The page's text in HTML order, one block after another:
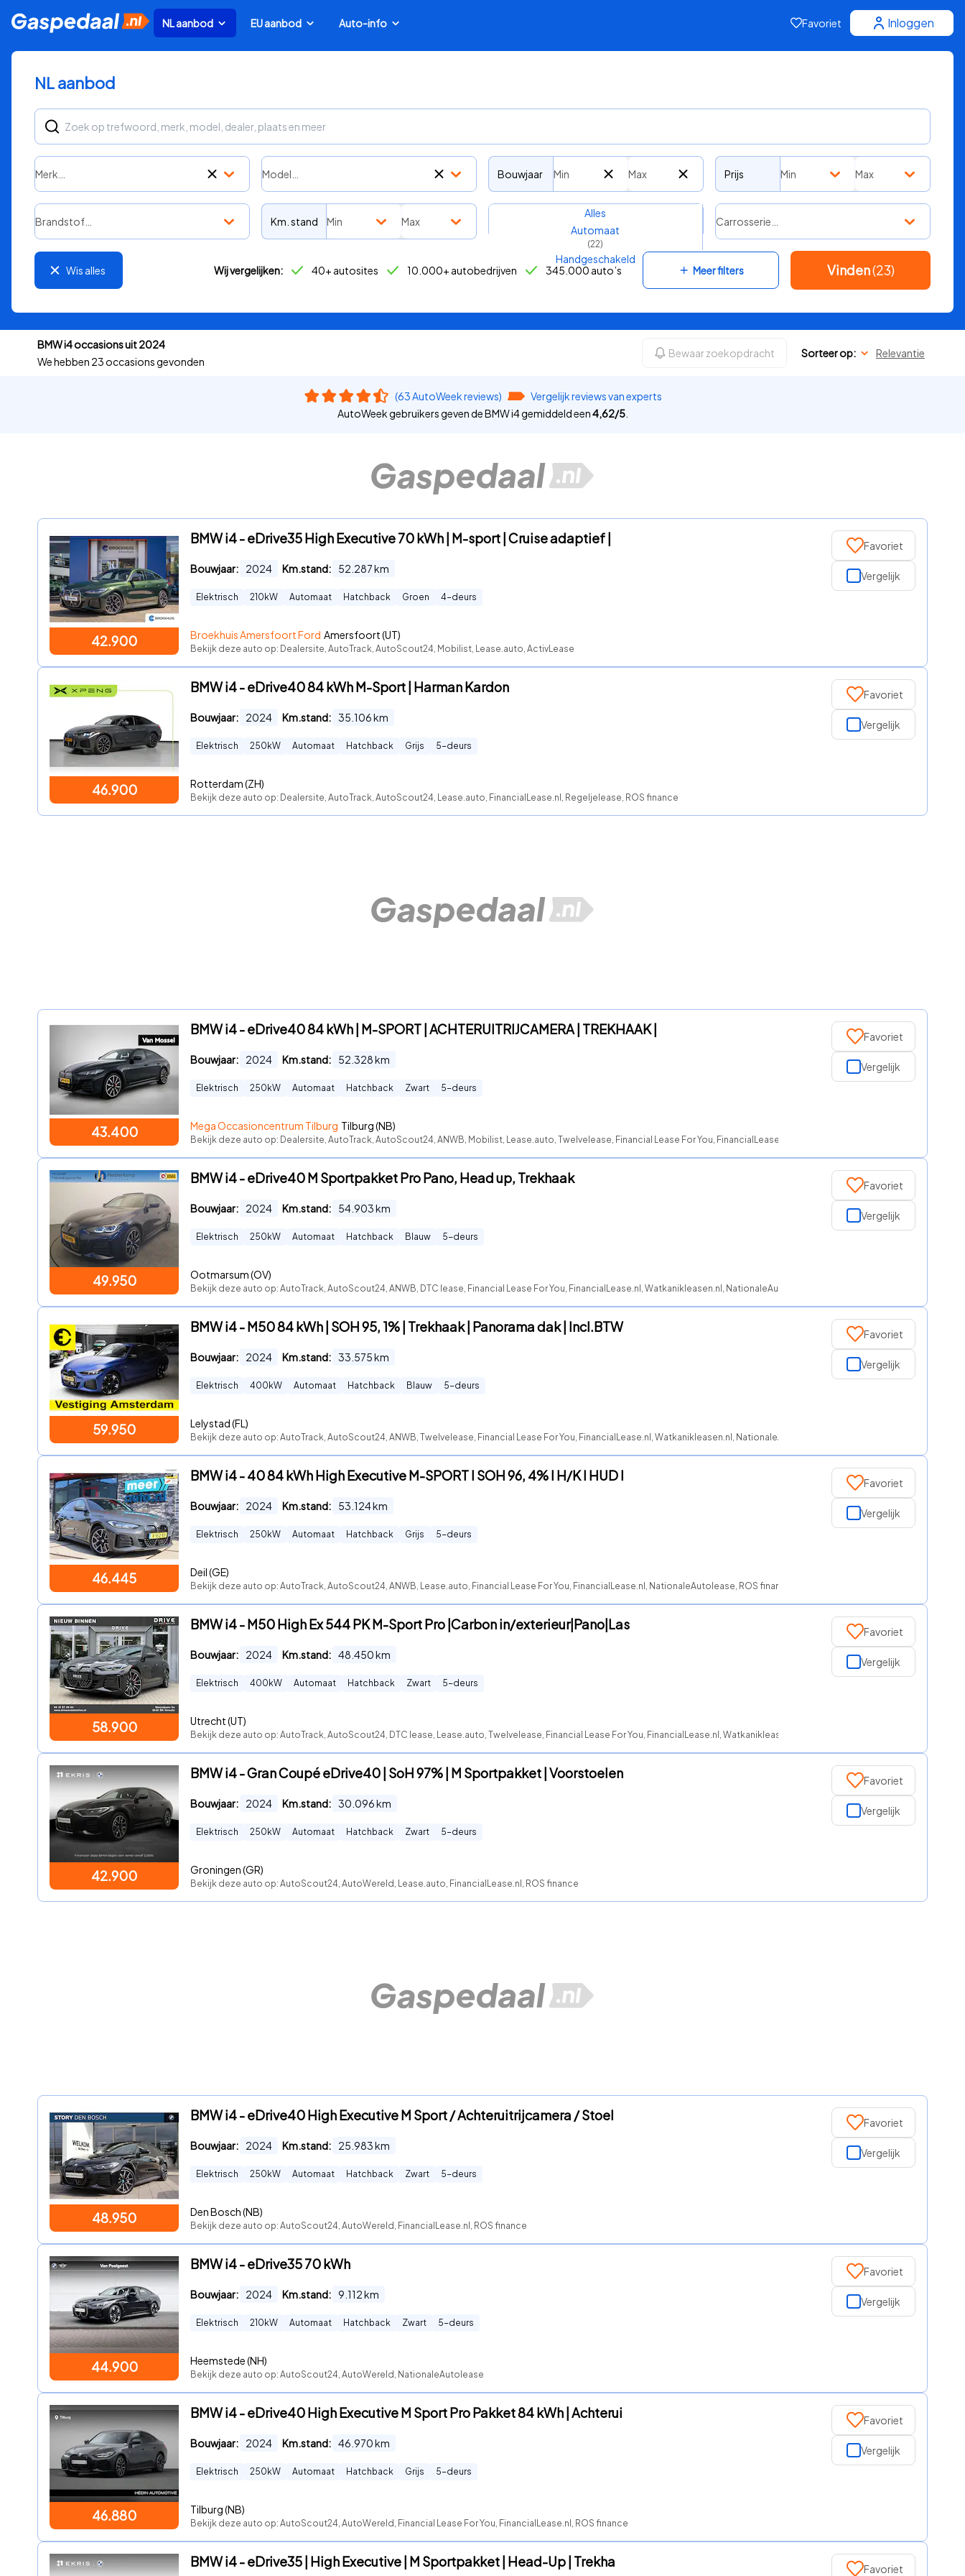
NL aanbod EU aanbod Auto-info Favoriet Inloggen
NL aanbod
Merk… Model… Bouwjaar Min Max Prijs Min Max
Brandstof… Km. stand Min Max
Transmissie
Alles
Automaat
(22)
Handgeschakeld
Carrosserie…
Meer filters
Wis alles Vinden(23)
Wij vergelijken: 40+ autosites 10.000+ autobedrijven 345.000 auto’s
BMW i4 occasions uit 2024
We hebben 23 occasions gevonden
Bewaar zoekopdracht Sorteer op: Relevantie
(63 AutoWeek reviews)
Vergelijk reviews van experts
AutoWeek gebruikers geven de BMW i4 gemiddeld een4,62/5.
42.900
BMW i4 - eDrive35 High Executive 70 kWh | M-sport | Cruise adaptief |
Bouwjaar: 2024 Km.stand: 52.287km
Elektrisch 210 kW Automaat Hatchback Groen 4-deurs
Broekhuis Amersfoort Ford Amersfoort (UT)
Bekijk deze auto op: Dealersite, AutoTrack, AutoScout24, Mobilist, Lease.auto, ActivLease
Favoriet
Vergelijk
46.900
BMW i4 - eDrive40 84 kWh M-Sport | Harman Kardon
Bouwjaar: 2024 Km.stand: 35.106km
Elektrisch 250 kW Automaat Hatchback Grijs 5-deurs
Rotterdam (ZH)
Bekijk deze auto op: Dealersite, AutoTrack, AutoScout24, Lease.auto, FinancialLease.nl, Regeljelease, ROS finance
Favoriet
Vergelijk
43.400
BMW i4 - eDrive40 84 kWh | M-SPORT | ACHTERUITRIJCAMERA | TREKHAAK |
Bouwjaar: 2024 Km.stand: 52.328km
Elektrisch 250 kW Automaat Hatchback Zwart 5-deurs
Mega Occasioncentrum Tilburg Tilburg (NB)
Bekijk deze auto op: Dealersite, AutoTrack, AutoScout24, ANWB, Mobilist, Lease.auto, Twelvelease, Financial Lease For You, FinancialLease.nl, NationaleAutolease, ROS finance
Favoriet
Vergelijk
49.950
BMW i4 - eDrive40 M Sportpakket Pro Pano, Head up, Trekhaak
Bouwjaar: 2024 Km.stand: 54.903km
Elektrisch 250 kW Automaat Hatchback Blauw 5-deurs
Ootmarsum (OV)
Bekijk deze auto op: AutoTrack, AutoScout24, ANWB, DTC lease, Financial Lease For You, FinancialLease.nl, Watkanikleasen.nl, NationaleAutolease, Regeljelease, ROS finance
Favoriet
Vergelijk
59.950
BMW i4 - M50 84 kWh | SOH 95, 1% | Trekhaak | Panorama dak | Incl.BTW
Bouwjaar: 2024 Km.stand: 33.575km
Elektrisch 400 kW Automaat Hatchback Blauw 5-deurs
Lelystad (FL)
Bekijk deze auto op: AutoTrack, AutoScout24, ANWB, Twelvelease, Financial Lease For You, FinancialLease.nl, Watkanikleasen.nl, NationaleAutolease, ROS finance
Favoriet
Vergelijk
46.445
BMW i4 - 40 84 kWh High Executive M-SPORT l SOH 96, 4% l H/K l HUD l
Bouwjaar: 2024 Km.stand: 53.124km
Elektrisch 250 kW Automaat Hatchback Grijs 5-deurs
Deil (GE)
Bekijk deze auto op: AutoTrack, AutoScout24, ANWB, Lease.auto, Financial Lease For You, FinancialLease.nl, NationaleAutolease, ROS finance
Favoriet
Vergelijk
58.900
BMW i4 - M50 High Ex 544 PK M-Sport Pro |Carbon in/exterieur|Pano|Las
Bouwjaar: 2024 Km.stand: 48.450km
Elektrisch 400 kW Automaat Hatchback Zwart 5-deurs
Utrecht (UT)
Bekijk deze auto op: AutoTrack, AutoScout24, DTC lease, Lease.auto, Twelvelease, Financial Lease For You, FinancialLease.nl, Watkanikleasen.nl, NationaleAutolease, ROS finance
Favoriet
Vergelijk
42.900
BMW i4 - Gran Coupé eDrive40 | SoH 97% | M Sportpakket | Voorstoelen
Bouwjaar: 2024 Km.stand: 30.096km
Elektrisch 250 kW Automaat Hatchback Zwart 5-deurs
Groningen (GR)
Bekijk deze auto op: AutoScout24, AutoWereld, Lease.auto, FinancialLease.nl, ROS finance
Favoriet
Vergelijk
48.950
BMW i4 - eDrive40 High Executive M Sport / Achteruitrijcamera / Stoel
Bouwjaar: 2024 Km.stand: 25.983km
Elektrisch 250 kW Automaat Hatchback Zwart 5-deurs
Den Bosch (NB)
Bekijk deze auto op: AutoScout24, AutoWereld, FinancialLease.nl, ROS finance
Favoriet
Vergelijk
44.900
BMW i4 - eDrive35 70 kWh
Bouwjaar: 2024 Km.stand: 9.112km
Elektrisch 210 kW Automaat Hatchback Zwart 5-deurs
Heemstede (NH)
Bekijk deze auto op: AutoScout24, AutoWereld, NationaleAutolease
Favoriet
Vergelijk
46.880
BMW i4 - eDrive40 High Executive M Sport Pro Pakket 84 kWh | Achterui
Bouwjaar: 2024 Km.stand: 46.970km
Elektrisch 250 kW Automaat Hatchback Grijs 5-deurs
Tilburg (NB)
Bekijk deze auto op: AutoScout24, AutoWereld, Financial Lease For You, FinancialLease.nl, ROS finance
Favoriet
Vergelijk
BMW i4 - eDrive35 | High Executive | M Sportpakket | Head-Up | Trekha Favoriet